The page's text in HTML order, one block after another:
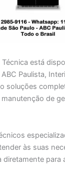
está
Paulista,
soluções
de
às suas
diretamente para